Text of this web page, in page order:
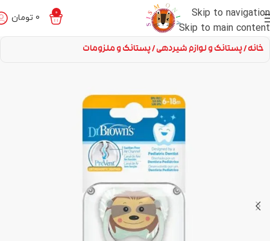
Skip to navigation
Skip to main content
0
0 تومان
خانه پستانک و لوازم شیردهی پستانک و ملزومات